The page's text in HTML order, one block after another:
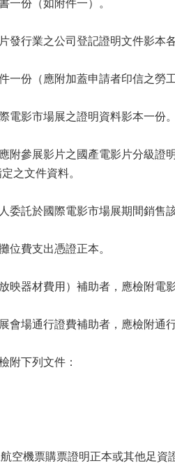
一份（如附件一）。
發行業之公司登記證明文件影本各
一份（應附加蓋申請者印信之勞
電影市場展之證明資料影本一份。
附參展影片之國產電影片分級
之文件資料。
委託於國際電影市場展期間銷售
位費支出憑證正本。
映器材費用）補助者，應檢附電
會場通行證費補助者，應檢附通
附下列文件：
空機票購票證明正本或其他足資